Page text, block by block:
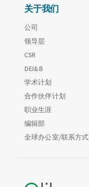
关于我们
公司
领导层
CSR
DEI&B
学术计划
合作伙伴计划
职业生涯
编辑部
全球办公室/联系方式